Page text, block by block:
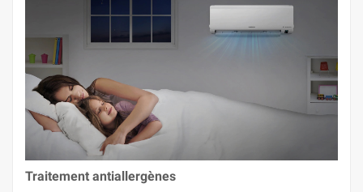
Traitement antiallergènes